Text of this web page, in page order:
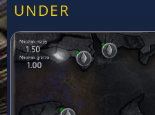
UNDER